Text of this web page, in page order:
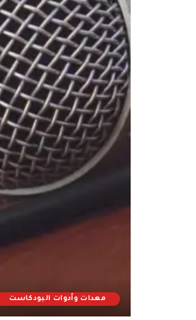
معدات وأدوات البودكاست